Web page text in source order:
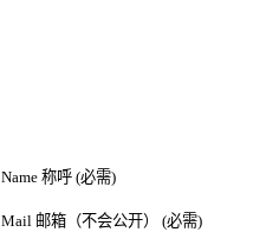
Name 称呼 (必需)
Mail 邮箱（不会公开） (必需)